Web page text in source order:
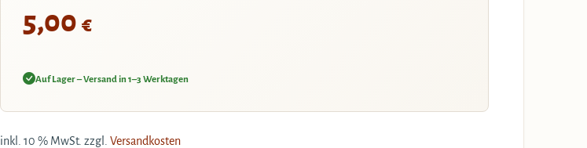
5,00 €
Auf Lager – Versand in 1–3 Werktagen
inkl. 10 % MwSt. zzgl. Versandkosten